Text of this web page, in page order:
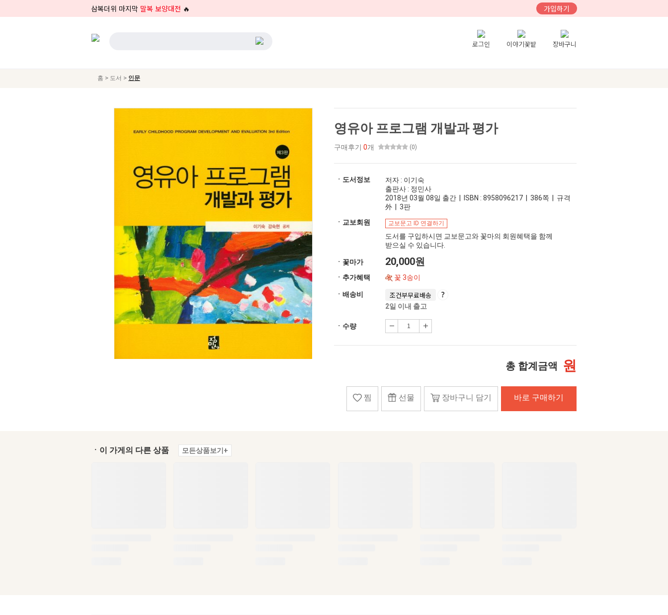
삼복더위 마지막 말복 보양대전 🔥 가입하기
로그인 이야기꽃밭 장바구니
홈 > 도서 > 인문
영유아 프로그램 개발과 평가
구매후기 0개 (0)
ㆍ도서정보
저자 : 이기숙
출판사 : 정민사
2018년 03월 08일 출간 | ISBN : 8958096217 | 386쪽 | 규격
外 | 3판
ㆍ교보회원
교보문고 ID 연결하기
도서를 구입하시면 교보문고와 꽃마의 회원혜택을 함께
받으실 수 있습니다.
ㆍ꽃마가 20,000원
ㆍ추가혜택 꽃 3송이
ㆍ배송비 조건부무료배송
2일 이내 출고
ㆍ수량
총 합계금액 원
찜 선물 장바구니 담기 바로 구매하기
ㆍ이 가게의 다른 상품 모든상품보기+